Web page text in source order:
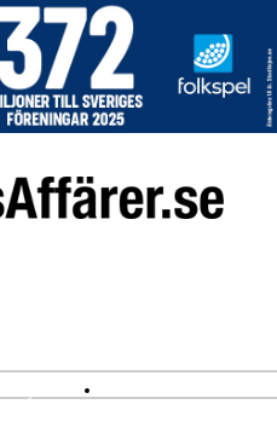
Nyhetsbrev